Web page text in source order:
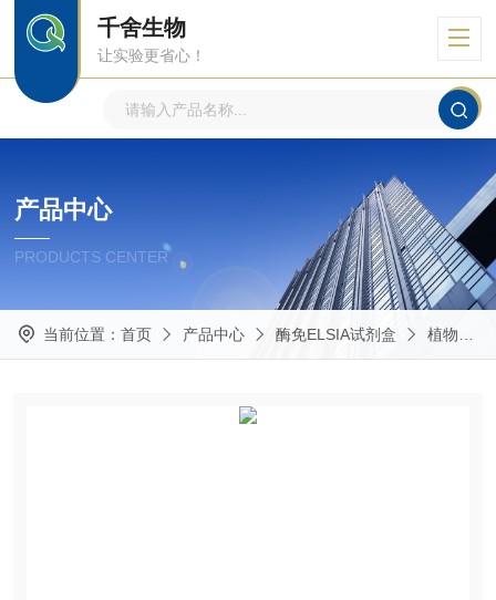
千舍生物
让实验更省心！
产品中心
PRODUCTS CENTER
当前位置： 首页 产品中心 酶免ELSIA试剂盒 植物ELISA试剂盒